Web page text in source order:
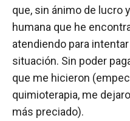
que, sin ánimo de lucro
humana que he
atendiendo para
situación. Sin poder
que me hicieron
quimioterapia, me
más preciado).